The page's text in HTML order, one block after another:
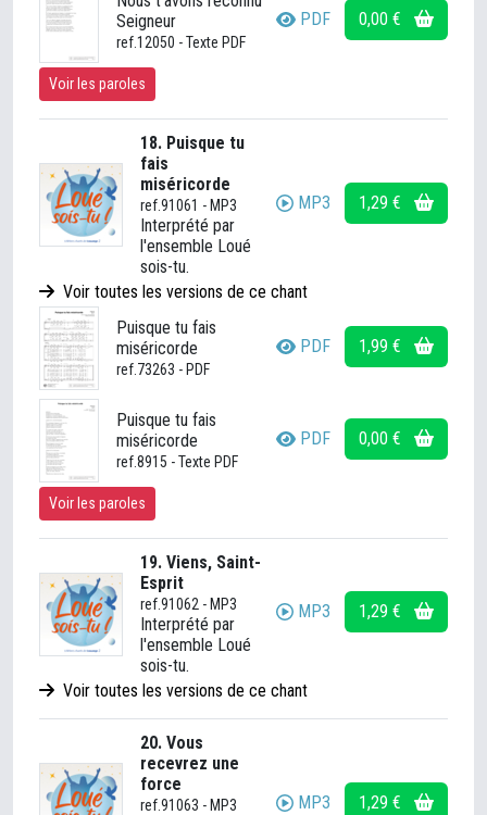
Seigneur
ref.12050 - Texte PDF
PDF 0,00 €
Voir les paroles
18. Puisque tu
fais
miséricorde
ref.91061 - MP3
Interprété par
l'ensemble Loué
sois-tu.
MP3 1,29 €
Voir toutes les versions de ce chant
Puisque tu fais
miséricorde
ref.73263 - PDF
PDF 1,99 €
Puisque tu fais
miséricorde
ref.8915 - Texte PDF
PDF 0,00 €
Voir les paroles
19. Viens, Saint-
Esprit
ref.91062 - MP3
Interprété par
l'ensemble Loué
sois-tu.
MP3 1,29 €
Voir toutes les versions de ce chant
20. Vous
recevrez une
force
ref.91063 - MP3 MP3 1,29 €